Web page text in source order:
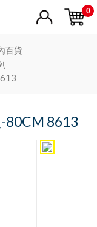
0
百貨
80CM 8613